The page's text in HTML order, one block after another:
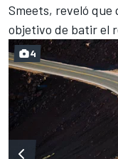
Smeets, reveló que
objetivo de batir el
4